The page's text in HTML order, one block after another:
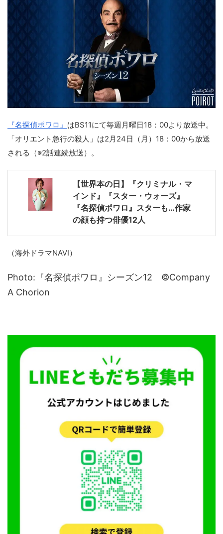
『名探偵ポワロ』 はBS11にて毎週月曜日18：00より放送中。
「オリエント急行の殺人」は2月24日（月）18：00から放送
される（※2話連続放送）。
【世界本の日】『クリミナル・マ
インド』『スター・ウォーズ』
『名探偵ポワロ』スターも…作家
の顔も持つ俳優12人
（海外ドラマNAVI）
Photo:『名探偵ポワロ』シーズン12 ©Company
A Chorion